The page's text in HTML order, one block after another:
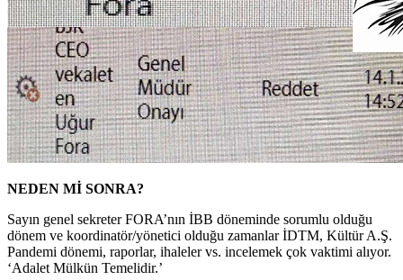
NEDEN Mİ SONRA?
Sayın genel sekreter FORA’nın İBB döneminde sorumlu olduğu
dönem ve koordinatör/yönetici olduğu zamanlar İDTM, Kültür A.Ş.
Pandemi dönemi, raporlar, ihaleler vs. incelemek çok vaktimi alıyor.
‘Adalet Mülkün Temelidir.’